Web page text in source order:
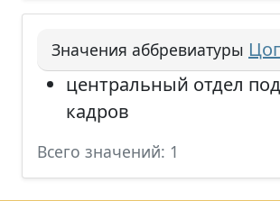
Значения аббревиатуры
центральный отдел
кадров
Всего значений: 1